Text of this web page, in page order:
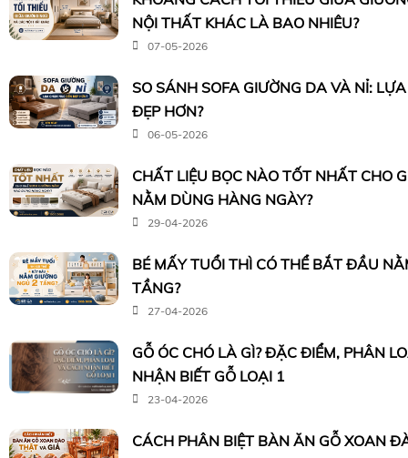
NỘI THẤT KHÁC LÀ BAO NHIÊU?
07-05-2026
SO SÁNH SOFA GIƯỜNG DA VÀ NỈ:
ĐẸP HƠN?
06-05-2026
CHẤT LIỆU BỌC NÀO TỐT NHẤT CHO
NẰM DÙNG HÀNG NGÀY?
29-04-2026
BÉ MẤY TUỔI THÌ CÓ THỂ BẮT ĐẦU
TẦNG?
27-04-2026
GỖ ÓC CHÓ LÀ GÌ? ĐẶC ĐIỂM, PHÂN
NHẬN BIẾT GỖ LOẠI 1
23-04-2026
CÁCH PHÂN BIỆT BÀN ĂN GỖ XOAN